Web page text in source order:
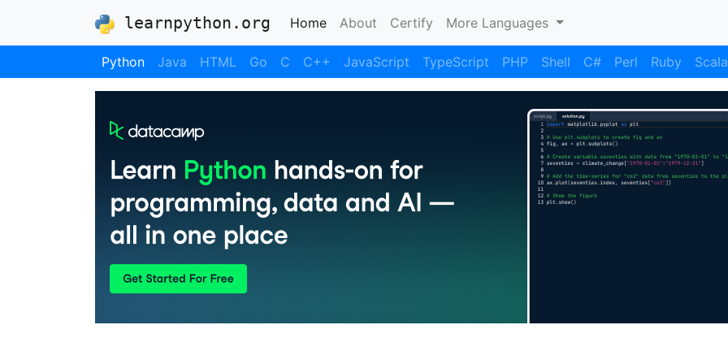
learnpython.org Home(current)
About Certify More Languages
Python Java HTML Go C C++ JavaScript TypeScript PHP Shell C# Perl Ruby Scala